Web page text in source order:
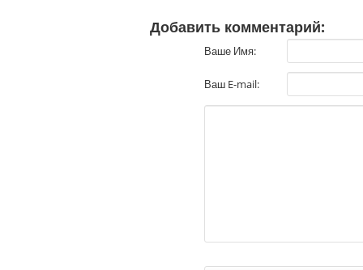
Добавить комментарий:
Ваше Имя:
Ваш E-mail: